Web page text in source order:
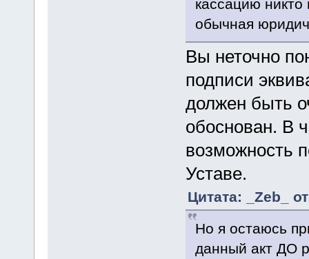
кассацию никто
обычная
Вы неточно
подписи
должен быть
обоснован. В
возможность
Уставе.
Цитата: _Zeb_
Но я остаюсь
данный акт ДО